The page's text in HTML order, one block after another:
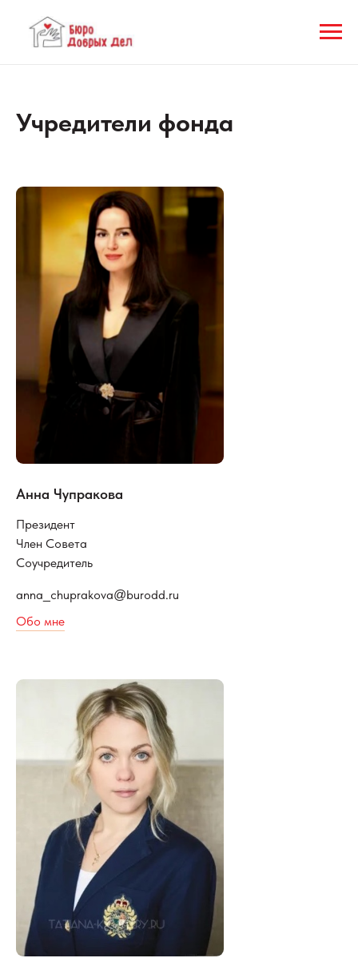
Учредители фонда
Анна Чупракова
Президент
Член Совета
Соучредитель
anna chuprakova@burodd.ru
Обо мне